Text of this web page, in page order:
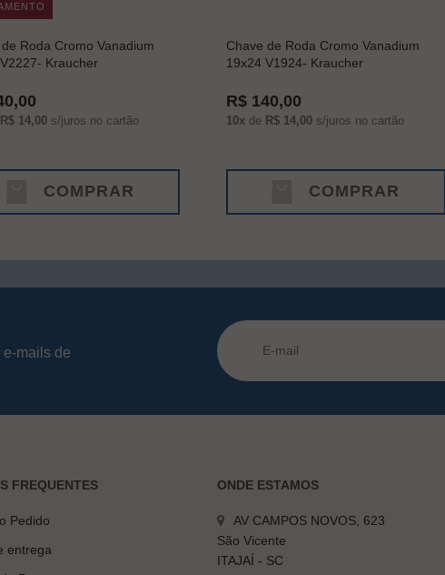
Roda Cromo Vanadium
Kraucher
R$ 14,00s/juros no cartão
COMPRAR
Chave de Roda Cromo Vanadium
19x24 V1924- Kraucher
R$ 140,00
10x de R$ 14,00 s/juros no cartão
COMPRAR
mails de
FREQUENTES
Pedido
entrega
ONDE ESTAMOS
AV CAMPOS NOVOS, 623
São Vicente
ITAJAÍ - SC